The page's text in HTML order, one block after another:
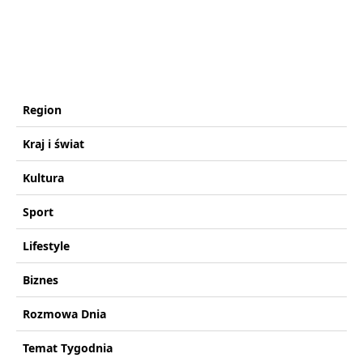
Region
Kraj i świat
Kultura
Sport
Lifestyle
Biznes
Rozmowa Dnia
Temat Tygodnia